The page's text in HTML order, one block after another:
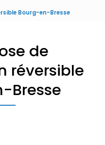
Bourg-en-Bresse
de
réversible
Bresse